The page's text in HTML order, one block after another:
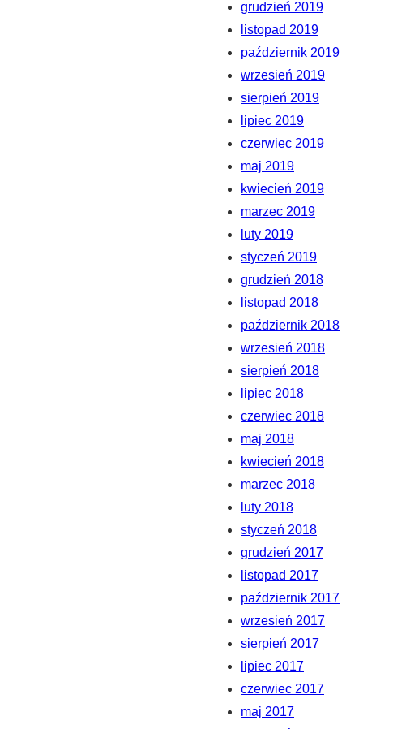
grudzień 2019
listopad 2019
październik 2019
wrzesień 2019
sierpień 2019
lipiec 2019
czerwiec 2019
maj 2019
kwiecień 2019
marzec 2019
luty 2019
styczeń 2019
grudzień 2018
listopad 2018
październik 2018
wrzesień 2018
sierpień 2018
lipiec 2018
czerwiec 2018
maj 2018
kwiecień 2018
marzec 2018
luty 2018
styczeń 2018
grudzień 2017
listopad 2017
październik 2017
wrzesień 2017
sierpień 2017
lipiec 2017
czerwiec 2017
maj 2017